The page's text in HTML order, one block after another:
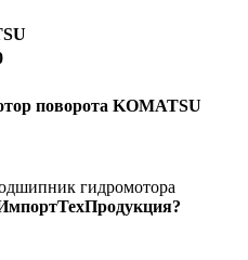
поворота KOMATSU
гидромотора